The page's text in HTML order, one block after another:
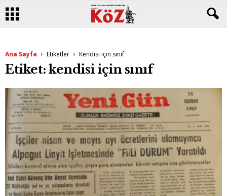
Ana Sayfa Etiketler Kendisi için sınıf
Etiket: kendisi için sınıf